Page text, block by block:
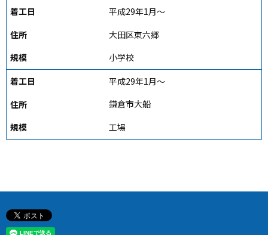
平成29年1月～
大田区東六郷
小学校
平成29年1月～
鎌倉市大船
工場